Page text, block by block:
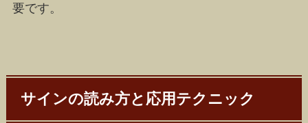
要です。
サインの読み方と応用テクニック